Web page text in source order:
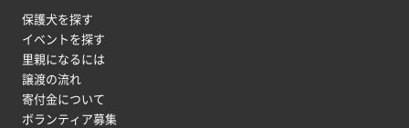
保護犬を探す
イベントを探す
里親になるには
譲渡の流れ
寄付金について
ボランティア募集